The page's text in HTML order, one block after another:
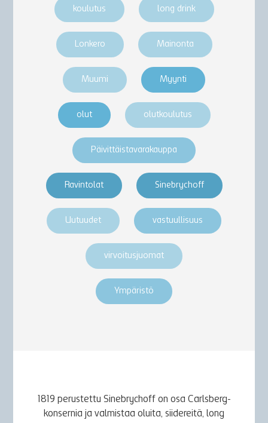
koulutus long drink
Lonkero Mainonta
Muumi Myynti
olut olutkoulutus
Päivittäistavarakauppa
Ravintolat Sinebrychoff
Uutuudet vastuullisuus
virvoitusjuomat
Ympäristö
1819 perustettu Sinebrychoff on osa Carlsberg-
konsernia ja valmistaa oluita, siidereitä, long